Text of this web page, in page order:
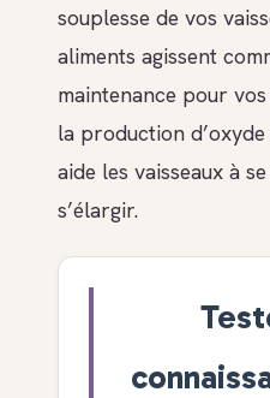
souplesse de vos
aliments agissent
maintenance pour
la production
aide les vaisseaux à
s’élargir.